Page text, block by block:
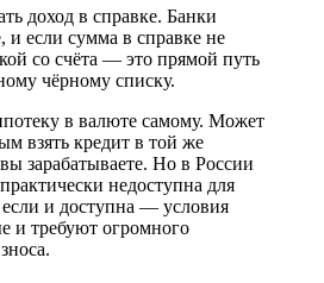
доход в справке. Банки
и если сумма в справке не
со счёта — это прямой путь
чёрному списку.
в валюте самому. Может
взять кредит в той же
зарабатываете. Но в России
недоступна для
и доступна — условия
и требуют огромного